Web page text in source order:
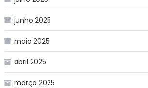
junho 2025
maio 2025
abril 2025
março 2025